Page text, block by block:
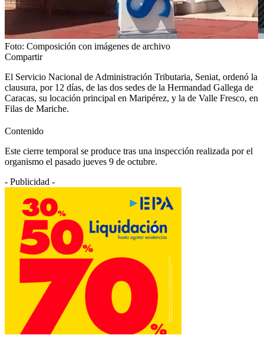
Foto: Composición con imágenes de archivo
Compartir
El Servicio Nacional de Administración Tributaria, Seniat, ordenó la
clausura, por 12 días, de las dos sedes de la Hermandad Gallega de
Caracas, su locación principal en Maripérez, y la de Valle Fresco, en
Filas de Mariche.
Contenido
Este cierre temporal se produce tras una inspección realizada por el
organismo el pasado jueves 9 de octubre.
- Publicidad -